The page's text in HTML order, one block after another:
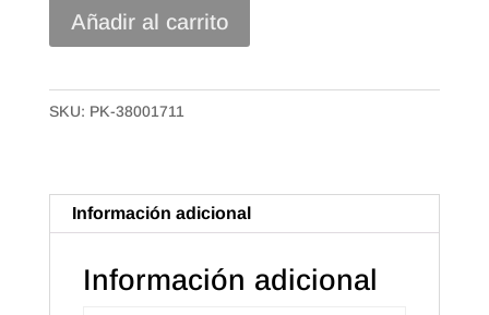
Bobina
Añadir al carrito
SKU: PK-38001711
Información adicional
Información adicional